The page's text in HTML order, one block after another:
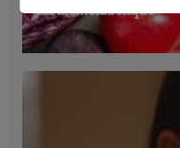
cardiométabolique